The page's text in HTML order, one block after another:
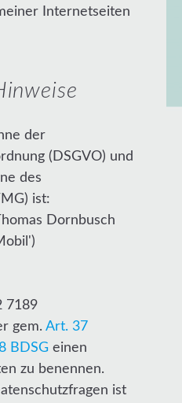
Internetseiten
der
(DSGVO) und
des
ist:
Dornbusch
7189
gem. Art. 37
BDSG einen
zu benennen.
ist